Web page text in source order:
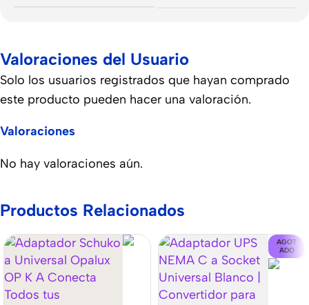
Valoraciones del Usuario
Valoraciones
No hay valoraciones aún.
Solo los usuarios registrados que hayan comprado
este producto pueden hacer una valoración.
Productos Relacionados
AGOT
ADO